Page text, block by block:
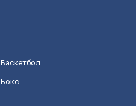
Баскетбол
Бокс